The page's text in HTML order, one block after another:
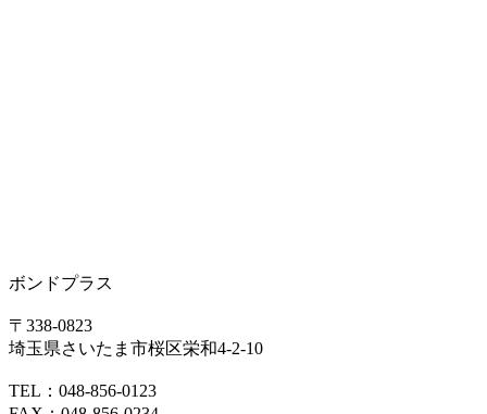
ボンドプラス
〒338-0823
埼玉県さいたま市桜区栄和4-2-10
TEL：048-856-0123